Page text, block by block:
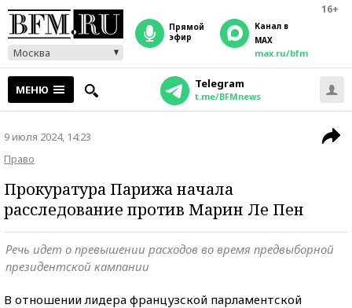
16+
Москва
прямой
эфир
Канал в
MAX
max.ru/bfm
МЕНЮ Telegram
t.me/BFMnews
9 июля 2024, 14:23
Право
Прокуратура Парижа начала
расследование против Марин Ле Пен
Речь идет о превышении расходов во время предвыборной
президентской кампании
В отношении лидера французской парламентской